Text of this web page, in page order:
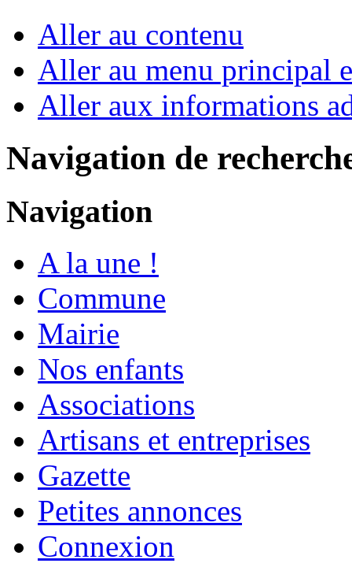
Aller au contenu
Aller au menu principal
Aller aux informations
Navigation de
Navigation
A la une !
Commune
Mairie
Nos enfants
Associations
Artisans et entreprises
Gazette
Petites annonces
Connexion